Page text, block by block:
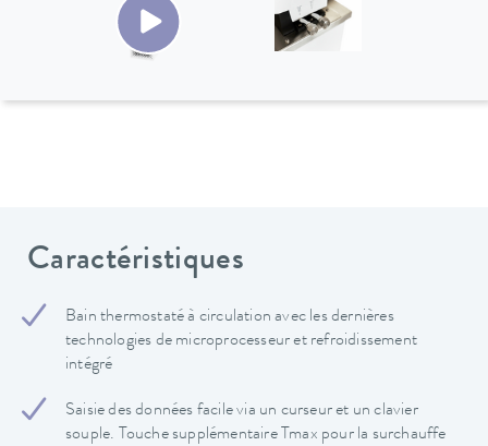
Caractéristiques
Bain thermostaté à circulation avec les dernières
technologies de microprocesseur et refroidissement
intégré
Saisie des données facile via un curseur et un clavier
souple. Touche supplémentaire Tmax pour la surchauffe